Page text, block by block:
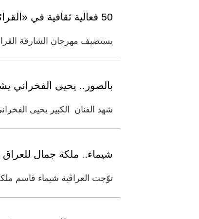
50 فعالية ثقافية في «القرائي للطفل»
يستضيف مهرجان الشارقة
بالصور.. يحيى الفخراني
شهد الفنان الكبير يحيى
شيماء.. ملكة جمال للعراق
توّجت العراقية شيماء قاسم ملكة لجمال العراق لعام 2015 في المسابقة